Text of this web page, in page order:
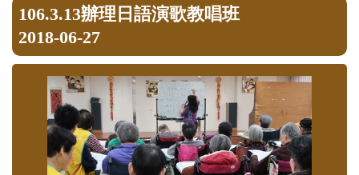
106.3.13辦理日語演歌教唱班
2018-06-27